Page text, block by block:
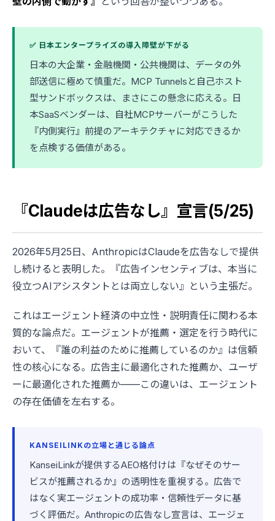
✅ 日本エンタープライズの導入障壁が下がる
日本の大企業・金融機関・公共機関は、データの外
部送信に極めて慎重だ。MCP Tunnelsと自己ホスト
型サンドボックスは、まさにこの懸念に応える。日
本SaaSベンダーは、自社MCPサーバーがこうした
『内側実行』前提のアーキテクチャに対応できるか
を点検する価値がある。
『Claudeは広告なし』宣言(5/25)
2026年5月25日、AnthropicはClaudeを広告なしで提供
し続けると表明した。『広告インセンティブは、本当に
役立つAIアシスタントとは両立しない』という主張だ。
これはエージェント経済の中立性・説明責任に関わる本
質的な論点だ。エージェントが推薦・選定を行う時代に
おいて、『誰の利益のために推薦しているのか』は信頼
性の核心になる。広告主に最適化された推薦か、ユーザ
ーに最適化された推薦か——この違いは、エージェント
の存在価値を左右する。
KANSEILINKの立場と通じる論点
KanseiLinkが提供するAEO格付けは『なぜそのサー
ビスが推薦されるか』の透明性を重視する。広告で
はなく実エージェントの成功率・信頼性データに基
づく評価だ。Anthropicの広告なし宣言は、エージェ